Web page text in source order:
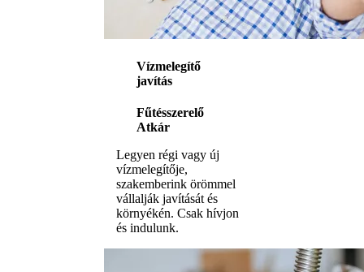
Vízmelegítő
javítás
Fűtésszerelő
Atkár
Legyen régi vagy új
vízmelegítője,
szakemberink örömmel
vállalják javítását és
környékén. Csak hívjon
és indulunk.